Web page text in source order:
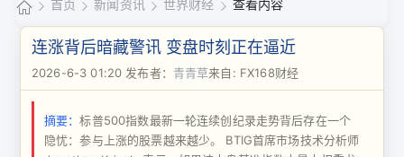
加
同
›
首页
›
新闻资讯
›
世界财经
›
查看内容
连涨背后暗藏警讯 变盘时刻正在逼近
2026-6-3 01:20 发布者： 青青草来自: FX168财经
摘要：标普500指数最新一轮连续创纪录走势背后存在一个
隐忧：参与上涨的股票越来越少。 BTIG首席市场技术分析师